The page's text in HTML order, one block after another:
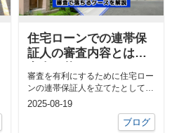
住宅ローンでの連帯保
証人の審査内容とは？
解説
審査を有利にするために住宅ロー
ンの連帯保証人を立てたとして
も、その保証人が審査に落ちてし
2025-08-19
ブログ